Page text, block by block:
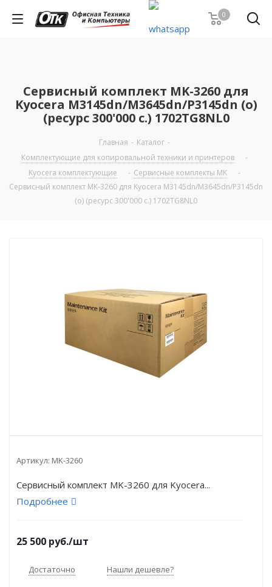
0
Сервисный комплект MK-3260 для
Kyocera M3145dn/M3645dn/P3145dn (о)
(ресурс 300'000 c.) 1702TG8NL0
Главная - Каталог -
Комплектующие для копировальной техники и принтеров
-
Kyocera комплектующие
- Сервисные комплекты MK
-
Сервисный комплект MK-3260 для Kyocera M3145dn/M3645dn/P3145dn
(о) (ресурс 300'000 c.) 1702TG8NL0
Артикул: MK-3260
Сервисный комплект MK-3260 для Kyocera...
Подробнее
25 500 руб./шт
Достаточно Нашли дешевле?